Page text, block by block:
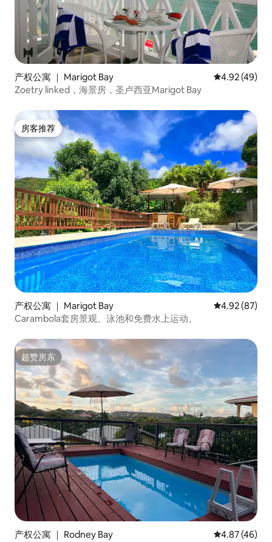
产权公寓 ｜ Marigot Bay 平均评分
4.92 (49)
Zoetry linked，海景房，圣卢西亚Marigot Bay
房客推荐
房客推荐
产权公寓 ｜ Marigot Bay 平均评分
4.92 (87)
Carambola套房景观、泳池和免费水上运动。
超赞房东
超赞房东
产权公寓 ｜ Rodney Bay 平均评分
4.87 (46)